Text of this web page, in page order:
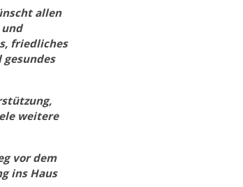
allen
friedliches
weitere
vor dem
ins Haus